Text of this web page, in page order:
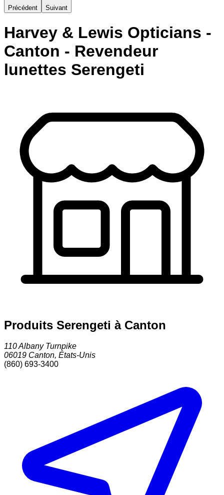
Précédent Suivant
Harvey & Lewis Opticians -
Canton - Revendeur
lunettes Serengeti
Produits Serengeti à Canton
110 Albany Turnpike
06019 Canton, États-Unis
(860) 693-3400